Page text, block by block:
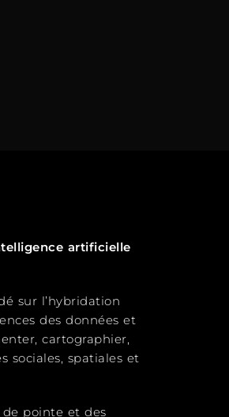
artificielle
sur l’hybridation
des données et
cartographier,
sociales, spatiales et
pointe et des